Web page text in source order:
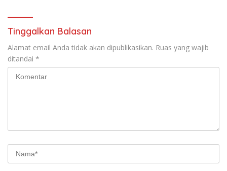
Tinggalkan Balasan
Alamat email Anda tidak akan dipublikasikan. Ruas yang wajib
ditandai *